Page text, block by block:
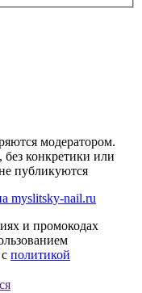
модератором.
конкретики или
публикуются
myslitsky-nail.ru
и промокодах
политикой